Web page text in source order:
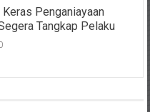
Penganiayaan
Tangkap Pelaku